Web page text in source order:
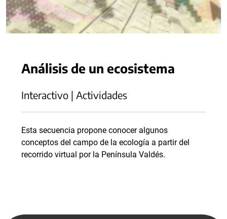
Análisis de un ecosistema
Interactivo | Actividades
Esta secuencia propone conocer algunos
conceptos del campo de la ecología a partir del
recorrido virtual por la Península Valdés.